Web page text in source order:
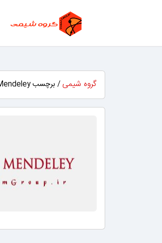
گروه شیمی / برچسب Mendeley